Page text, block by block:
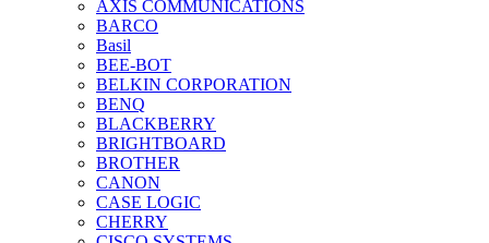
AXIS COMMUNICATIONS
BARCO
Basil
BEE-BOT
BELKIN CORPORATION
BENQ
BLACKBERRY
BRIGHTBOARD
BROTHER
CANON
CASE LOGIC
CHERRY